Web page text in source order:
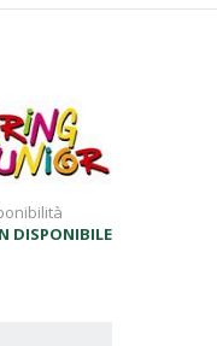
DISPONIBILE